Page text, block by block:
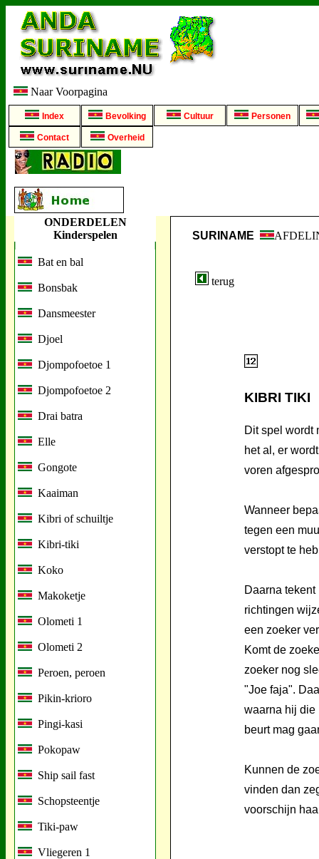
Naar Voorpagina
Index Bevolking Cultuur Personen
Contact Overheid
ONDERDELEN
Kinderspelen
Bat en bal
Bonsbak
Dansmeester
Djoel
Djompofoetoe 1
Djompofoetoe 2
Drai batra
Elle
Gongote
Kaaiman
Kibri of schuiltje
Kibri-tiki
Koko
Makoketje
Olometi 1
Olometi 2
Peroen, peroen
Pikin-krioro
Pingi-kasi
Pokopaw
Ship sail fast
Schopsteentje
Tiki-paw
Vliegeren 1
SURINAME
terug
KIBRI TIKI
Dit spel wordt
het al, er
voren
Wanneer
tegen een
verstopt te
Daarna
richtingen
een zoeker
Komt de
zoeker nog
"Joe faja".
waarna hij die
beurt mag
Kunnen de
vinden dan
voorschijn